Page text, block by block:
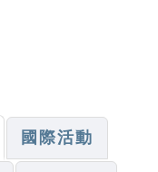
國際活動